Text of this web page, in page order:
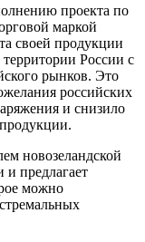
проекта по
маркой
своей продукции
России с
рынков. Это
российских
и снизило
новозеландской
предлагает
можно